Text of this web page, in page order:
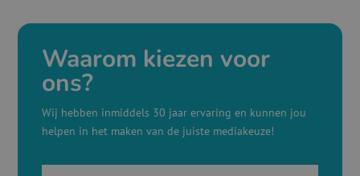
Waarom kiezen voor
ons?
Wij hebben inmiddels 30 jaar ervaring en kunnen jou
helpen in het maken van de juiste mediakeuze!